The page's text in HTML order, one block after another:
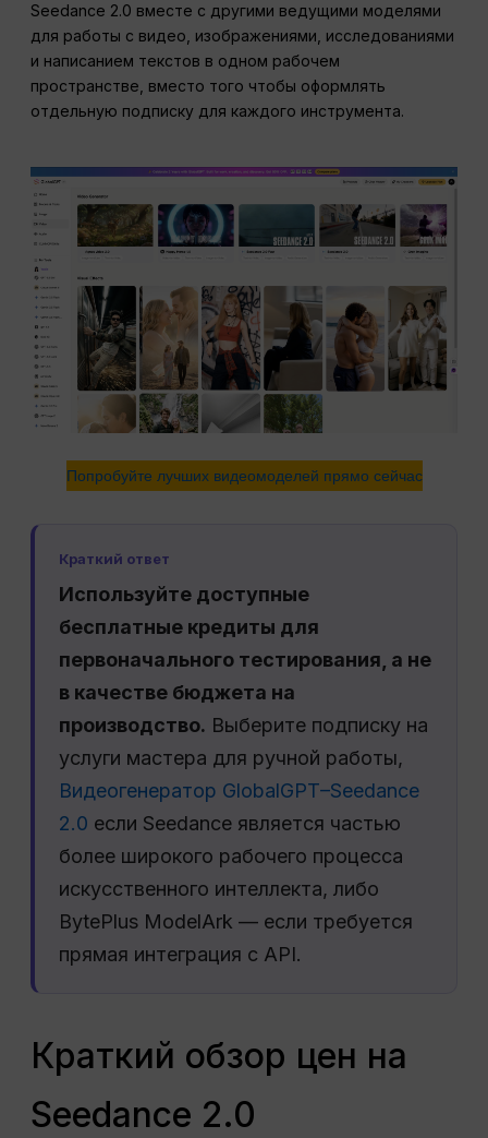
Seedance 2.0 вместе с другими ведущими моделями
для работы с видео, изображениями, исследованиями
и написанием текстов в одном рабочем
пространстве, вместо того чтобы оформлять
отдельную подписку для каждого инструмента.
Попробуйте лучших видеомоделей прямо сейчас
Краткий ответ
Используйте доступные
бесплатные кредиты для
первоначального тестирования, а не
в качестве бюджета на
производство. Выберите подписку на
услуги мастера для ручной работы,
Видеогенератор GlobalGPT–Seedance
2.0 если Seedance является частью
более широкого рабочего процесса
искусственного интеллекта, либо
BytePlus ModelArk — если требуется
прямая интеграция с API.
Краткий обзор цен на
Seedance 2.0